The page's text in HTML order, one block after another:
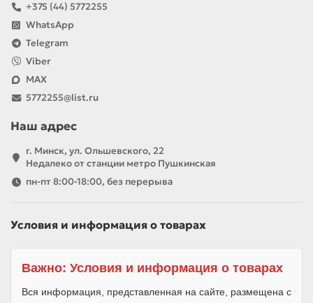
+375 (44) 5772255
WhatsApp
Telegram
Viber
MAX
5772255@list.ru
Наш адрес
г. Минск, ул. Ольшевского, 22
Недалеко от станции метро Пушкинская
пн-пт 8:00-18:00, без перерыва
Условия и информация о товарах
Важно: Условия и информация о товарах
Вся информация, представленная на сайте, размещена с